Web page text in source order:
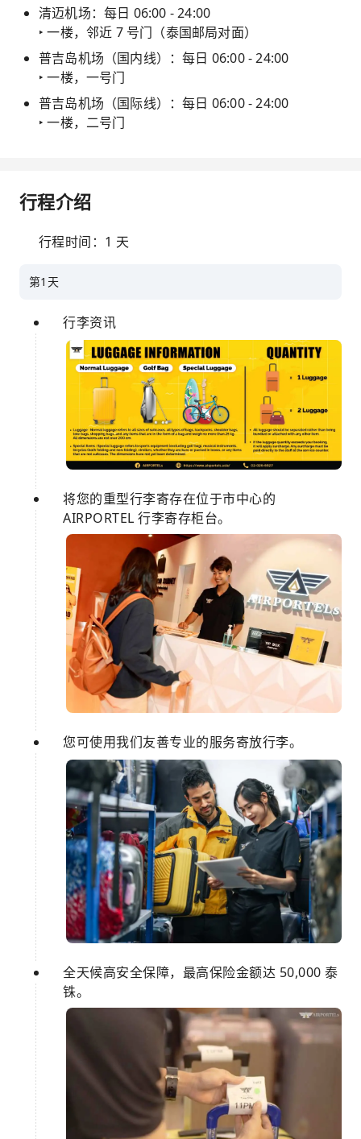
清迈机场：每日 06:00 - 24:00
‣ 一楼，邻近 7 号门（泰国邮局对面）
普吉岛机场（国内线）：每日 06:00 - 24:00
‣ 一楼，一号门
普吉岛机场（国际线）：每日 06:00 - 24:00
‣ 一楼，二号门
行程介绍
行程时间：1 天
第1天
行李资讯
将您的重型行李寄存在位于市中心的
AIRPORTEL 行李寄存柜台。
您可使用我们友善专业的服务寄放行李。
全天候高安全保障，最高保险金额达 50,000 泰
铢。